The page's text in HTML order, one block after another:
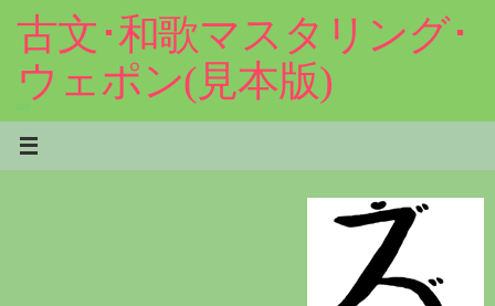
へ
キ
古文･和歌マスタリング･
ウェポン(見本版)